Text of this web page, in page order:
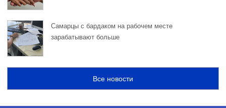
Самарцы с бардаком на рабочем месте
зарабатывают больше
Все новости